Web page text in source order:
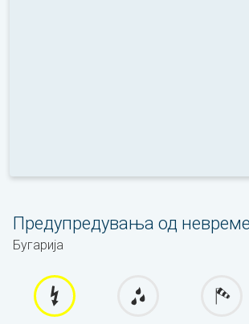
Предупредувања од невреме
Бугарија